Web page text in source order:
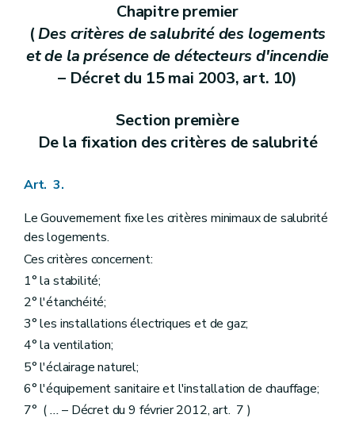
Chapitre premier
(Des critères de salubrité des logements
et de la présence de détecteurs d'incendie
– Décret du 15 mai 2003, art. 10)
Section première
De la fixation des critères de salubrité
Art. 3.
Le Gouvernement fixe les critères minimaux de salubrité
des logements.
Ces critères concernent:
1° la stabilité;
2° l'étanchéité;
3° les installations électriques et de gaz;
4° la ventilation;
5° l'éclairage naturel;
6° l'équipement sanitaire et l'installation de chauffage;
7° (...– Décret du 9 février 2012, art. 7 )